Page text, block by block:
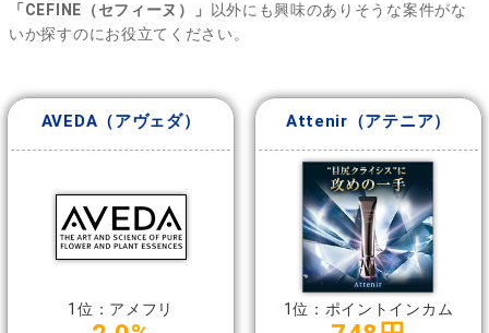
「CEFINE（セフィーヌ）」
以外にも興味のありそうな案件がな
いか探すのにお役立てください。
AVEDA（アヴェダ）
1位：アメフリ
Attenir（アテニア）
1位：ポイントインカム